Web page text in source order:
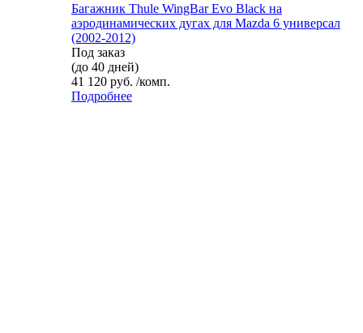
Багажник Thule WingBar Evo Black на
аэродинамических дугах для Mazda 6 универсал
(2002-2012)
Под заказ
(до 40 дней)
41 120 руб. /комп.
Подробнее